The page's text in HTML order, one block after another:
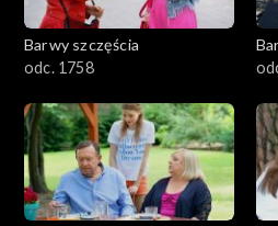
Barwy szczęścia
odc. 1758